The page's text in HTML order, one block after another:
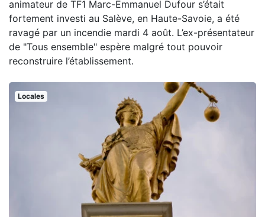
animateur de TF1 Marc-Emmanuel Dufour s’était
fortement investi au Salève, en Haute-Savoie, a été
ravagé par un incendie mardi 4 août. L’ex-présentateur
de "Tous ensemble" espère malgré tout pouvoir
reconstruire l’établissement.
Locales